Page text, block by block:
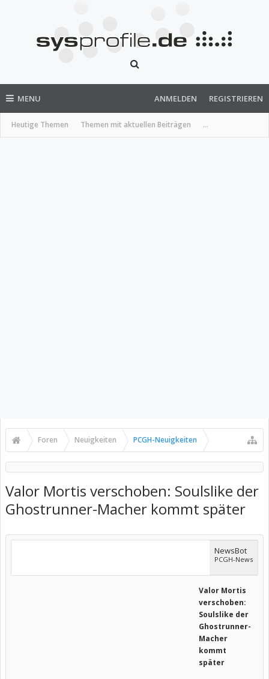
MENU
Heutige Themen Themen mit aktuellen Beiträgen ...
ANMELDEN REGISTRIEREN
Foren Neuigkeiten PCGH-Neuigkeiten
Valor Mortis verschoben: Soulslike der
Ghostrunner-Macher kommt später
NewsBot
PCGH-News
Valor Mortis
verschoben:
Soulslike der
Ghostrunner-
Macher
kommt
später